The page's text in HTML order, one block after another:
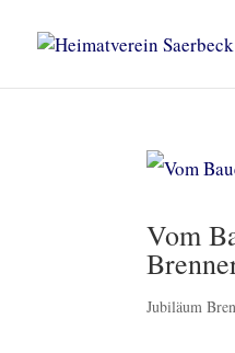
Vom
Jubiläum